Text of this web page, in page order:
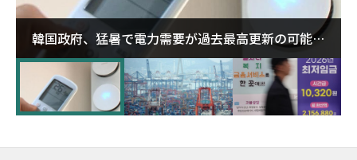
韓国政府、猛暑で電力需要が過去最高更新の可能性
に需給対応体制を点検